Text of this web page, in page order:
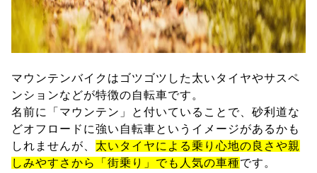
マウンテンバイクはゴツゴツした太いタイヤやサスペ
ンションなどが特徴の自転車です。
名前に「マウンテン」と付いていることで、砂利道な
どオフロードに強い自転車というイメージがあるかも
しれませんが、 太いタイヤによる乗り心地の良さや親
しみやすさから「街乗り」でも人気の車種です。